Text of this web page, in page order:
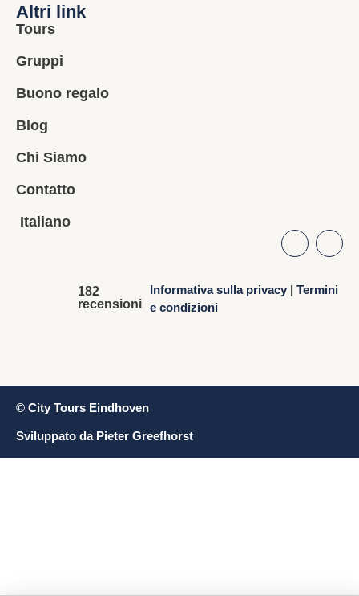
Altri link
Tours
Gruppi
Buono regalo
Blog
Chi Siamo
Contatto
Italiano
182
recensioni
Informativa sulla privacy| Termini
e condizioni
© City Tours Eindhoven
Sviluppato da Pieter Greefhorst